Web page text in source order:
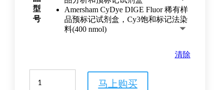
型
号
Amersham CyDye DIGE Fluor 稀有样
品预标记试剂盒，Cy3饱和标记法染
料(400 nmol)
清除
CyDye
马上购买